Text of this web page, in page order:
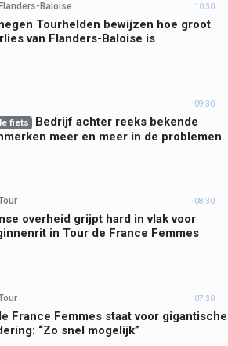
Baloise 10:30
Tourhelden bewijzen hoe groot
van Flanders-Baloise is
09:30
fiets
Bedrijf achter reeks bekende
meer en meer in de problemen
08:30
overheid grijpt hard in vlak voor
in Tour de France Femmes
07:30
France Femmes staat voor gigantische
“Zo snel mogelijk”